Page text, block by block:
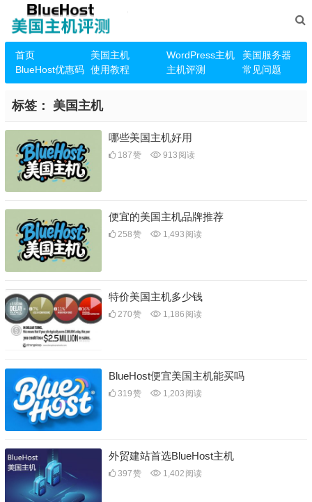
首页 美国主机 WordPress主机
美国服务器
BlueHost优惠码
使用教程 主机评测 常见问题
标签： 美国主机
哪些美国主机好用
187赞 913 阅读
便宜的美国主机品牌推荐
258赞 1,493 阅读
特价美国主机多少钱
270赞 1,186 阅读
BlueHost便宜美国主机能买吗
319赞 1,203 阅读
外贸建站首选BlueHost主机
397赞 1,402 阅读